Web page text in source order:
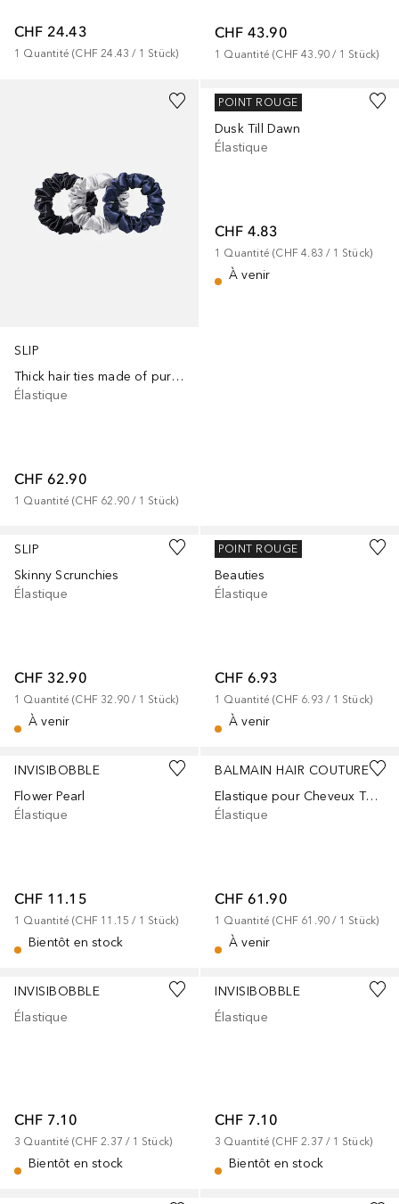
CHF 24.43
1 Quantité (CHF 24.43 / 1 Stück)
CHF 43.90
1 Quantité (CHF 43.90 / 1 Stück)
SLIP
Thick hair ties made of pure silk
Élastique
CHF 62.90
1 Quantité (CHF 62.90 / 1 Stück)
INVISIBOBBLE
Dusk Till Dawn
Élastique
CHF 4.83
1 Quantité (CHF 4.83 / 1 Stück)
À venir
POINT ROUGE
SLIP
Skinny Scrunchies
Élastique
CHF 32.90
1 Quantité (CHF 32.90 / 1 Stück)
À venir
INVISIBOBBLE
Beauties
Élastique
CHF 6.93
1 Quantité (CHF 6.93 / 1 Stück)
À venir
POINT ROUGE
INVISIBOBBLE
Flower Pearl
Élastique
CHF 11.15
1 Quantité (CHF 11.15 / 1 Stück)
Bientôt en stock
BALMAIN HAIR COUTURE
Elastique pour Cheveux Tortoise Shell
Élastique
CHF 61.90
1 Quantité (CHF 61.90 / 1 Stück)
À venir
INVISIBOBBLE
Élastique
CHF 7.10
3 Quantité (CHF 2.37 / 1 Stück)
Bientôt en stock
INVISIBOBBLE
Élastique
CHF 7.10
3 Quantité (CHF 2.37 / 1 Stück)
Bientôt en stock